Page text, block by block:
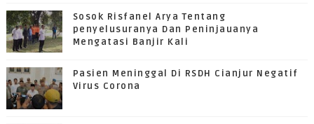
Sosok Risfanel Arya Tentang
penyelusuranya Dan Peninjauanya
Mengatasi Banjir Kali
Pasien Meninggal Di RSDH Cianjur Negatif
Virus Corona